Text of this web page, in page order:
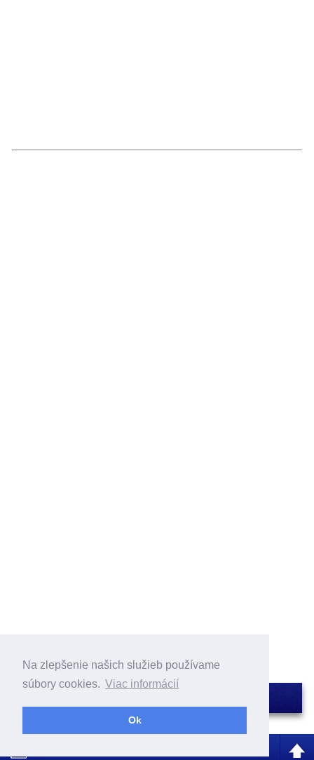
Na zlepšenie našich služieb používame
súbory cookies. Viac informácií
Ok